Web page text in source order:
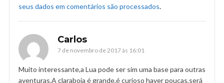
seus dados em comentários são processados.
Carlos
7 de novembro de 2017 às 16:01
Muito interessante,a Lua pode ser sim uma base para outras
aventuras.A claraboia é grande,é curioso haver poucas,será